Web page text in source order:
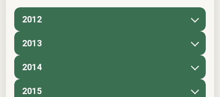
2012
2013
2014
2015